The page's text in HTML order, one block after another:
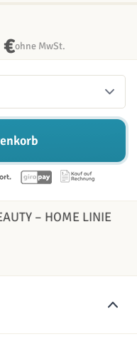
ohne MwSt.
– HOME LINIE